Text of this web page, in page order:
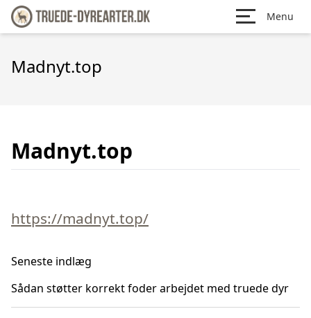
Menu
Madnyt.top
Madnyt.top
https://madnyt.top/
Seneste indlæg
Sådan støtter korrekt foder arbejdet med truede dyr